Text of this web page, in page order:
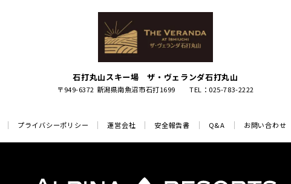
石打丸山スキー場 ザ・ヴェランダ石打丸山
〒949-6372 新潟県南魚沼市石打1699 TEL：025-783-2222
プライバシーポリシー 運営会社 安全報告書 Q&A お問い合わせ